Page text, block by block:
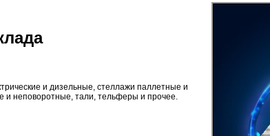
и дизельные, стеллажи паллетные и
и неповоротные, тали, тельферы и прочее.